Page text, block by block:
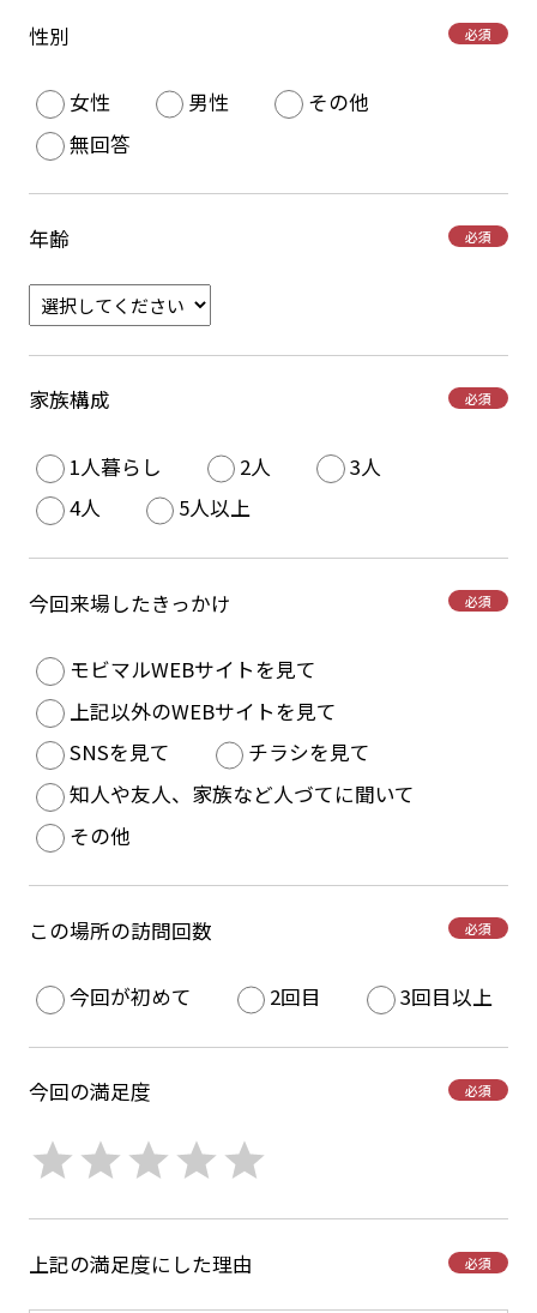
性別 必須
女性 男性
その他
無回答
年齢 必須
家族構成 必須
1人暮らし 2人
3人
4人
5人以上
今回来場したきっかけ 必須
モビマルWEBサイトを見て
上記以外のWEBサイトを見て
SNSを見て
チラシを見て
知人や友人、家族など人づてに聞いて
その他
この場所の訪問回数 必須
今回が初めて 2回目 3回目以上
今回の満足度 必須
上記の満足度にした理由 必須